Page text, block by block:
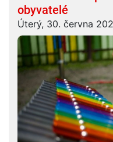
obyvatelé
Úterý, 30. června